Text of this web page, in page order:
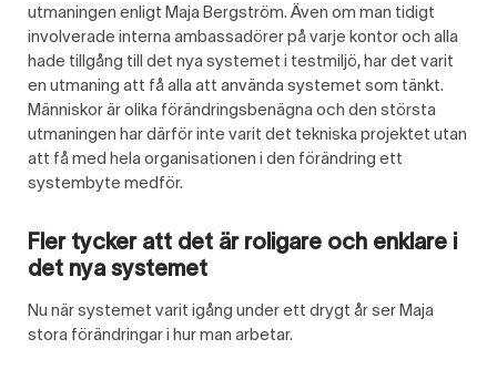
utmaningen enligt Maja Bergström. Även om man tidigt
involverade interna ambassadörer på varje kontor och alla
hade tillgång till det nya systemet i testmiljö, har det varit
en utmaning att få alla att använda systemet som tänkt.
Människor är olika förändringsbenägna och den största
utmaningen har därför inte varit det tekniska projektet utan
att få med hela organisationen i den förändring ett
systembyte medför.
Fler tycker att det är roligare och enklare i
det nya systemet
Nu när systemet varit igång under ett drygt år ser Maja
stora förändringar i hur man arbetar.